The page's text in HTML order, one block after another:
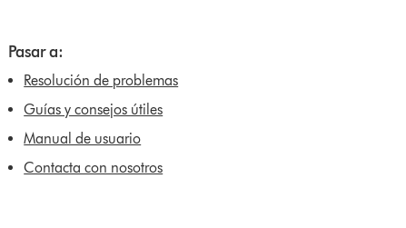
Pasar a:
Resolución de problemas
Guías y consejos útiles
Manual de usuario
Contacta con nosotros